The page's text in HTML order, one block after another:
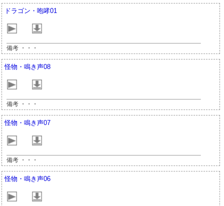
ドラゴン・咆哮01
備考 ・・・
怪物・鳴き声08
備考 ・・・
怪物・鳴き声07
備考 ・・・
怪物・鳴き声06